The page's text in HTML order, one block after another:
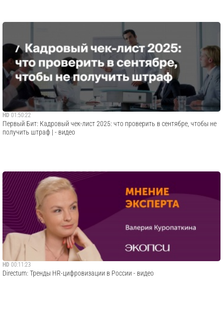
HD 01:50:22
Первый Бит: Кадровый чек-лист 2025: что проверить в сентябре, чтобы не
получить штраф | - видео
HD 00:11:23
Directum: Тренды HR-цифровизации в России - видео